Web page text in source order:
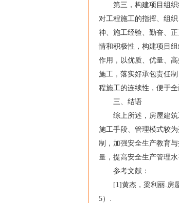
第三，构建项目组织
对工程施工的指挥、组
神、施工经验、勤奋、
情和积极性，构建项目
作用，以优质、优量、
施工，落实好承包责任
程施工的连续性，便于全
三、结语
综上所述，房屋建筑
施工手段、管理模式较
制，加强安全生产教育
量，提高安全生产管理水
参考文献：
[1]黄杰，梁利丽.房屋
5）.